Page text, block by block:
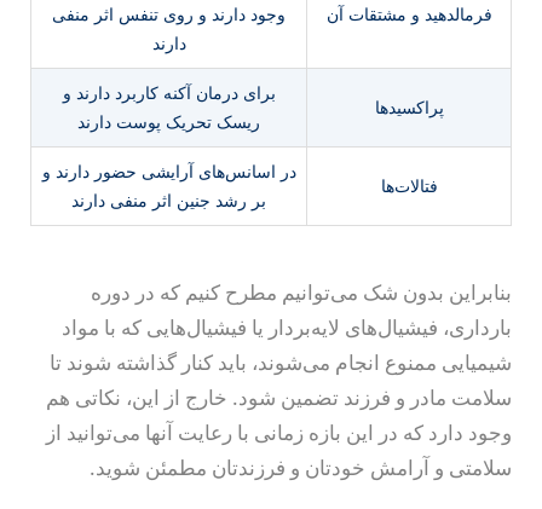
فرمالدهید و مشتقات آن
وجود دارند و روی تنفس اثر منفی
دارند
پراکسیدها
برای درمان آکنه کاربرد دارند و
ریسک تحریک پوست دارند
فتالات‌ها
در اسانس‌های آرایشی حضور دارند و
بر رشد جنین اثر منفی دارند
بنابراین بدون شک می‌توانیم مطرح کنیم که در دوره
بارداری، فیشیال‌های لایه‌بردار یا فیشیال‌هایی که با مواد
شیمیایی ممنوع انجام می‌شوند، باید کنار گذاشته شوند تا
سلامت مادر و فرزند تضمین شود. خارج از این، نکاتی هم
وجود دارد که در این بازه زمانی با رعایت آنها می‌توانید از
سلامتی و آرامش خودتان و فرزندتان مطمئن شوید.